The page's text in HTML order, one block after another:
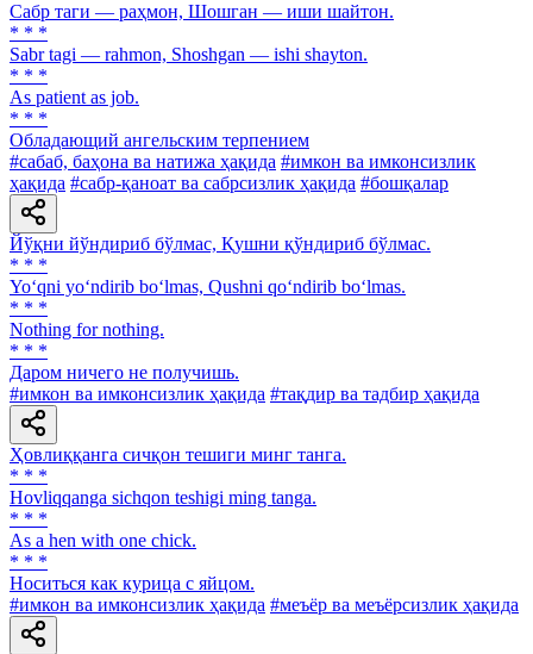
Сабр таги — раҳмон, Шошган — иши шайтон.
* * *
Sabr tagi — rahmon, Shoshgan — ishi shayton.
* * *
As patient as job.
* * *
Обладающий ангельским терпением
#сабаб, баҳона ва натижа ҳақида #имкон ва имконсизлик
ҳақида #сабр-қаноат ва сабрсизлик ҳақида #бошқалар
Йўқни йўндириб бўлмас, Қушни қўндириб бўлмас.
* * *
Yo‘qni yo‘ndirib bo‘lmas, Qushni qo‘ndirib bo‘lmas.
* * *
Nothing for nothing.
* * *
Даром ничего не получишь.
#имкон ва имконсизлик ҳақида #тақдир ва тадбир ҳақида
Ҳовлиққанга сичқон тешиги минг танга.
* * *
Hovliqqanga sichqon teshigi ming tanga.
* * *
As a hen with one chick.
* * *
Носиться как курица с яйцом.
#имкон ва имконсизлик ҳақида #меъёр ва меъёрсизлик ҳақида